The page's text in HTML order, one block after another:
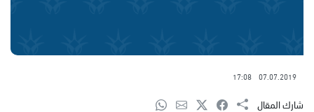
07.07.2019
17:08
شارك المقال